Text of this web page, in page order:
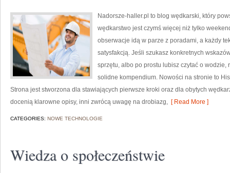
Nadorsze-haller.pl to blog wędkarski, który
wędkarstwo jest czymś więcej niż tylko
obserwacje idą w parze z poradami, a każdy
satysfakcją. Jeśli szukasz konkretnych
sprzętu, albo po prostu lubisz czytać o
solidne kompendium. Nowości na stronie to
Strona jest stworzona dla stawiających pierwsze kroki oraz dla obytych
docenią klarowne opisy, inni zwrócą uwagę na drobiazg, [ Read More ]
CATEGORIES: NOWE TECHNOLOGIE
Wiedza o społeczeństwie